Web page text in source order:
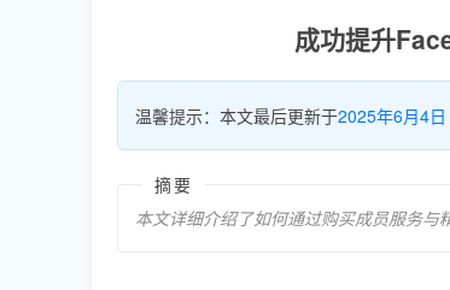
成功提升
温馨提示：本文最后更新于2025年6月4
摘要
本文详细介绍了如何通过购买成员服务与